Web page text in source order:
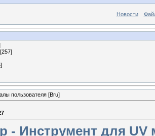
Новости
[257]
пользователя [Bru]
- Инструмент для UV